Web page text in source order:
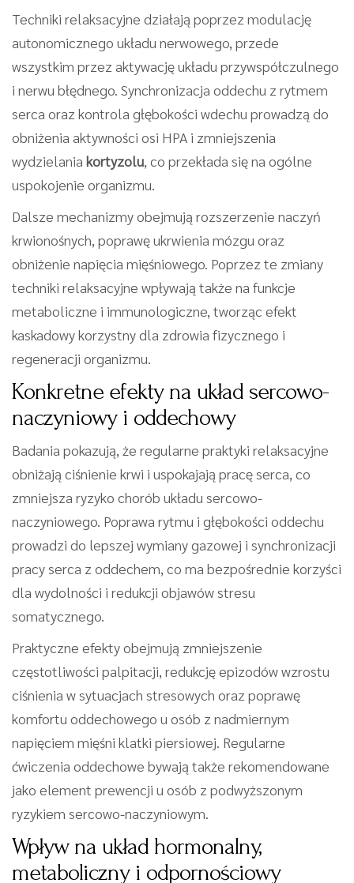
Techniki relaksacyjne działają poprzez modulację
autonomicznego układu nerwowego, przede
wszystkim przez aktywację układu przywspółczulnego
i nerwu błędnego. Synchronizacja oddechu z rytmem
serca oraz kontrola głębokości wdechu prowadzą do
obniżenia aktywności osi HPA i zmniejszenia
wydzielania kortyzolu, co przekłada się na ogólne
uspokojenie organizmu.
Dalsze mechanizmy obejmują rozszerzenie naczyń
krwionośnych, poprawę ukrwienia mózgu oraz
obniżenie napięcia mięśniowego. Poprzez te zmiany
techniki relaksacyjne wpływają także na funkcje
metaboliczne i immunologiczne, tworząc efekt
kaskadowy korzystny dla zdrowia fizycznego i
regeneracji organizmu.
Konkretne efekty na układ sercowo-
naczyniowy i oddechowy
Badania pokazują, że regularne praktyki relaksacyjne
obniżają ciśnienie krwi i uspokajają pracę serca, co
zmniejsza ryzyko chorób układu sercowo-
naczyniowego. Poprawa rytmu i głębokości oddechu
prowadzi do lepszej wymiany gazowej i synchronizacji
pracy serca z oddechem, co ma bezpośrednie korzyści
dla wydolności i redukcji objawów stresu
somatycznego.
Praktyczne efekty obejmują zmniejszenie
częstotliwości palpitacji, redukcję epizodów wzrostu
ciśnienia w sytuacjach stresowych oraz poprawę
komfortu oddechowego u osób z nadmiernym
napięciem mięśni klatki piersiowej. Regularne
ćwiczenia oddechowe bywają także rekomendowane
jako element prewencji u osób z podwyższonym
ryzykiem sercowo-naczyniowym.
Wpływ na układ hormonalny,
metaboliczny i odpornościowy